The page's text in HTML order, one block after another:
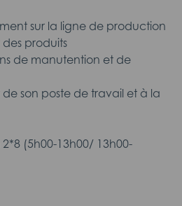
sur la ligne de production
produits
de manutention et de
son poste de travail et à la
(5h00-13h00/ 13h00-